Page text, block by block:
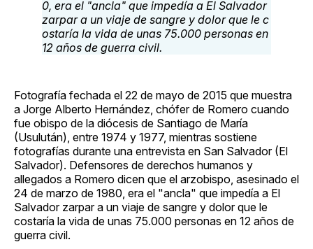
Fotografía fechada el 22 de mayo de 2015 que muestra
a Jorge Alberto Hernández, chófer de Romero cuando
fue obispo de la diócesis de Santiago de María
(Usulután), entre 1974 y 1977, mientras sostiene
fotografías durante una entrevista en San Salvador (El
Salvador). Defensores de derechos humanos y
allegados a Romero dicen que el arzobispo, asesinado el
24 de marzo de 1980, era el "ancla" que impedía a El
Salvador zarpar a un viaje de sangre y dolor que le
costaría la vida de unas 75.000 personas en 12 años de
guerra civil.